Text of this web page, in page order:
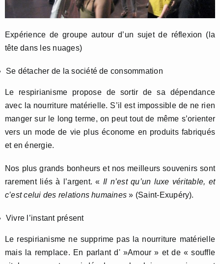
Expérience de groupe autour d’un sujet de réflexion (la
tête dans les nuages)
Se détacher de la société de consommation
Le respirianisme propose de sortir de sa dépendance
avec la nourriture matérielle. S’il est impossible de ne rien
manger sur le long terme, on peut tout de même s’orienter
vers un mode de vie plus économe en produits fabriqués
et en énergie.
Nos plus grands bonheurs et nos meilleurs souvenirs sont
rarement liés à l’argent. « Il n’est qu’un luxe véritable, et
c’est celui des relations humaines » (Saint-Exupéry).
Vivre l’instant présent
Le respirianisme ne supprime pas la nourriture matérielle
mais la remplace. En parlant d' »Amour » et de « souffle